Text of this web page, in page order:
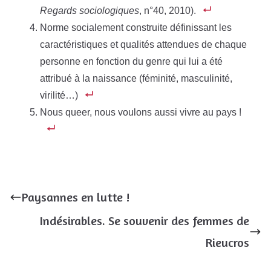
Regards sociologiques, n°40, 2010).
Norme socialement construite définissant les
caractéristiques et qualités attendues de chaque
personne en fonction du genre qui lui a été
attribué à la naissance (féminité, masculinité,
virilité…)
Nous queer, nous voulons aussi vivre au pays !
Paysannes en lutte !
Indésirables. Se souvenir des femmes de
Rieucros